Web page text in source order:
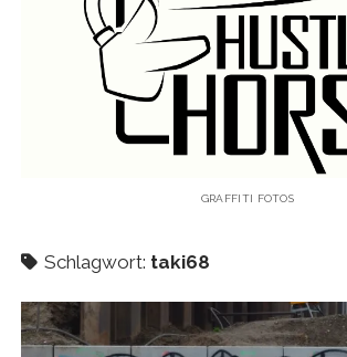
ATHENS GRAFFITI
öffnen
ATHENS TRAINS
KAUGUMMIAUTOMATEN
TAGS
HAMBURG
GRAFFITI FOTOS
Schlagwort: taki68